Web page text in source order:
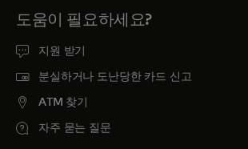
도움이 필요하세요?
지원 받기
분실하거나 도난당한 카드 신고
ATM 찾기
자주 묻는 질문